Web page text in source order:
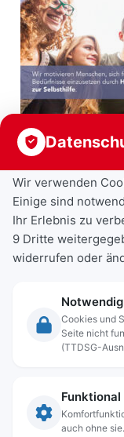
Rechtliche
Datenschutz
Anschrift
Wir verwenden
Einige sind
Ihr Erlebnis zu
9 Dritte
widerrufen oder
Notwendig
Cookies und
Seite nicht
(TTDSG-
auch ohne